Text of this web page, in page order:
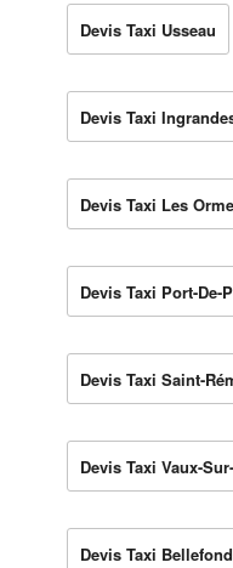
Devis Taxi Usseau
Devis Taxi
Devis Taxi Les
Devis Taxi Port-De-
Devis Taxi Saint-
Devis Taxi Vaux-
Devis Taxi